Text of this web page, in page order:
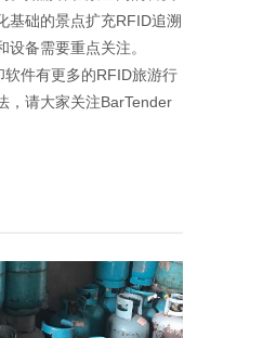
基础的景点扩充RFID追溯
设备需要重点关注。
软件有更多的RFID旅游行
，请大家关注BarTender